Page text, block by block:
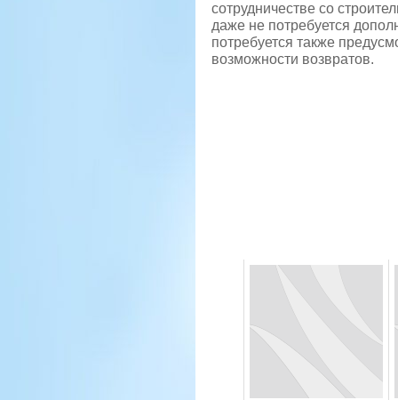
сотрудничестве со
даже не потребуется
потребуется также
возможности возвратов.